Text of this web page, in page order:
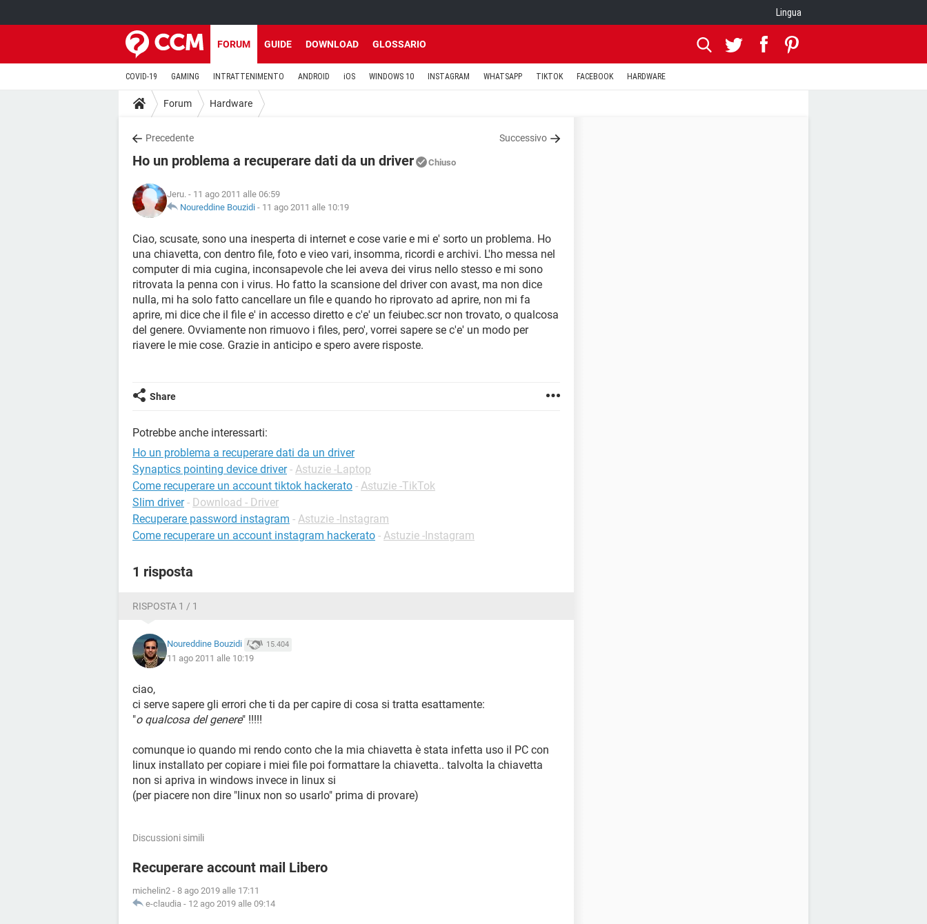
Lingua
FORUM GUIDE DOWNLOAD GLOSSARIO
COVID-19 GAMING INTRATTENIMENTO ANDROID iOS WINDOWS 10 INSTAGRAM WHATSAPP TIKTOK FACEBOOK HARDWARE
Forum Hardware
Precedente Successivo
Ho un problema a recuperare dati da un driver Chiuso
Jeru. - 11 ago 2011 alle 06:59
Noureddine Bouzidi - 11 ago 2011 alle 10:19
Ciao, scusate, sono una inesperta di internet e cose varie e mi e' sorto un problema. Ho
una chiavetta, con dentro file, foto e vieo vari, insomma, ricordi e archivi. L'ho messa nel
computer di mia cugina, inconsapevole che lei aveva dei virus nello stesso e mi sono
ritrovata la penna con i virus. Ho fatto la scansione del driver con avast, ma non dice
nulla, mi ha solo fatto cancellare un file e quando ho riprovato ad aprire, non mi fa
aprire, mi dice che il file e' in accesso diretto e c'e' un feiubec.scr non trovato, o qualcosa
del genere. Ovviamente non rimuovo i files, pero', vorrei sapere se c'e' un modo per
riavere le mie cose. Grazie in anticipo e spero avere risposte.
Share
Potrebbe anche interessarti:
Ho un problema a recuperare dati da un driver
Synaptics pointing device driver - Astuzie -Laptop
Come recuperare un account tiktok hackerato - Astuzie -TikTok
Slim driver - Download - Driver
Recuperare password instagram - Astuzie -Instagram
Come recuperare un account instagram hackerato - Astuzie -Instagram
1 risposta
RISPOSTA 1 / 1
Noureddine Bouzidi 15.404
11 ago 2011 alle 10:19
ciao,
ci serve sapere gli errori che ti da per capire di cosa si tratta esattamente:
"o qualcosa del genere" !!!!!
comunque io quando mi rendo conto che la mia chiavetta è stata infetta uso il PC con
linux installato per copiare i miei file poi formattare la chiavetta.. talvolta la chiavetta
non si apriva in windows invece in linux si
(per piacere non dire "linux non so usarlo" prima di provare)
Discussioni simili
Recuperare account mail Libero
michelin2 - 8 ago 2019 alle 17:11
e-claudia - 12 ago 2019 alle 09:14